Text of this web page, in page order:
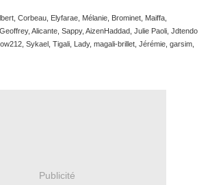
Corbeau, Elyfarae, Mélanie, Brominet, Maiffa,
Alicante, Sappy, AizenHaddad, Julie Paoli, Jdtendo
Sykael, Tigali, Lady, magali-brillet, Jérémie, garsim,
Publicité